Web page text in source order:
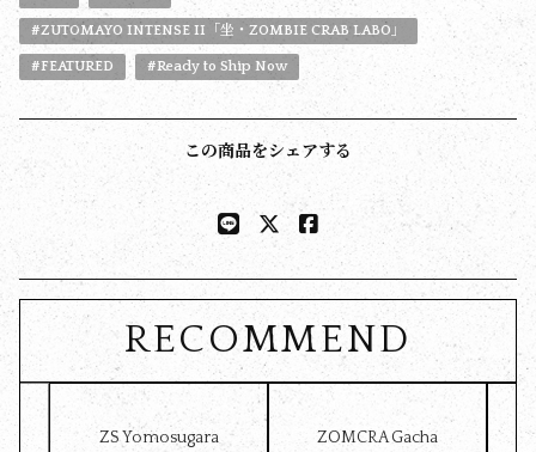
#ZUTOMAYO INTENSE II「坐・ZOMBIE CRAB LABO」
#FEATURED #Ready to Ship Now
この商品をシェアする
RECOMMEND
ZS Yomosugara
ZOMCRA Gacha